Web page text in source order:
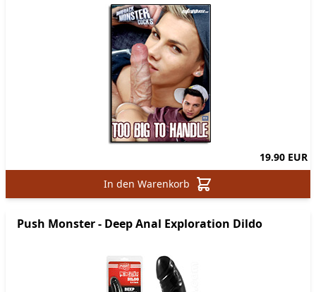
19.90 EUR
In den Warenkorb
Push Monster - Deep Anal Exploration Dildo